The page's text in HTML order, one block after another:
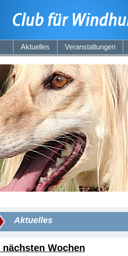
Aktuelles Veranstaltungen
Aktuelles
Wochen